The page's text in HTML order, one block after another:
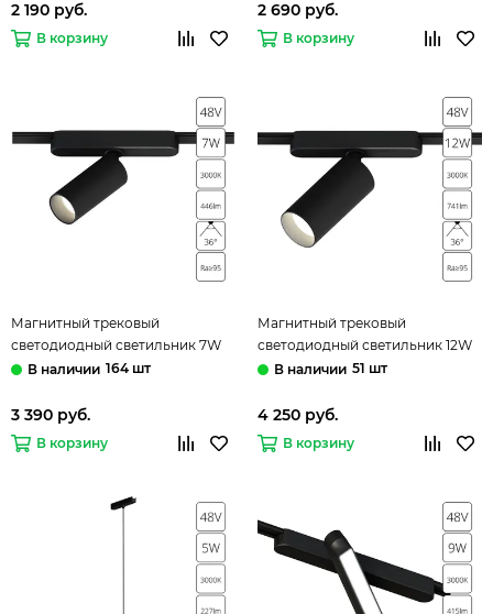
2 190 руб.
В корзину
2 690 руб.
В корзину
Магнитный трековый
светодиодный светильник 7W
3000K A1156PL-1BK чёрный
164 шт
3 390 руб.
В корзину
Магнитный трековый
светодиодный светильник 12W
3000K A1158PL-1BK чёрный
51 шт
4 250 руб.
В корзину